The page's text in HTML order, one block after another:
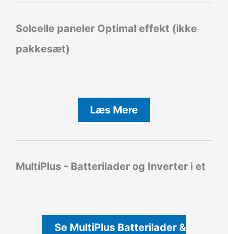
Solcelle paneler Optimal effekt (ikke
pakkesæt)
Læs Mere
MultiPlus - Batterilader og Inverter i et
Se MultiPlus Batterilader &